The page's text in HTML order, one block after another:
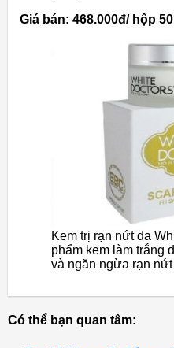
Giá bán: 468.000đ/ hộp
Kem trị rạn nứt da
phẩm kem làm trắng
và ngăn ngừa rạn nứt
Có thể bạn quan tâm: